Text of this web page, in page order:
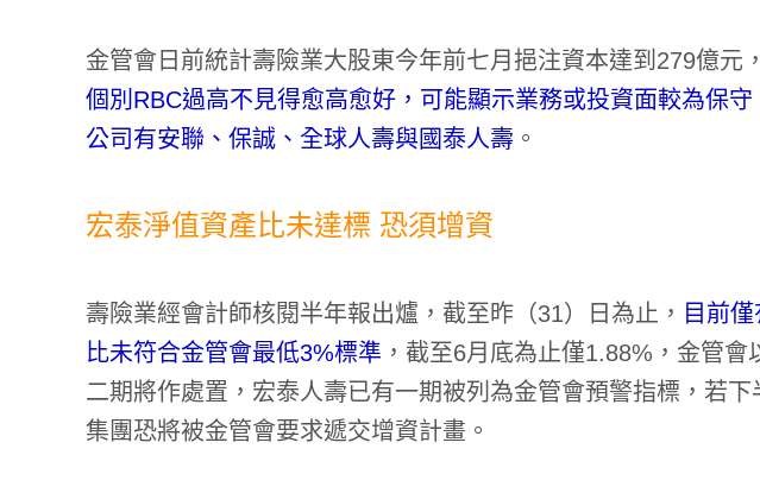
金管會日前統計壽險業大股東今年前七月挹注資本達到279億元
個別RBC過高不見得愈高愈好，可能顯示業務或投資面較為保
公司有安聯、保誠、全球人壽與國泰人壽 。
宏泰淨值資產比未達標 恐須增資
壽險業經會計師核閱半年報出爐，截至昨（31）日為止， 目前
比未符合金管會最低3%標準 ，截至6月底為止僅1.88%，金管
二期將作處置，宏泰人壽已有一期被列為金管會預警指標，若
集團恐將被金管會要求遞交增資計畫。